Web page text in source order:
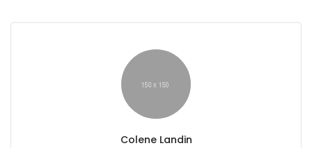
Colene Landin